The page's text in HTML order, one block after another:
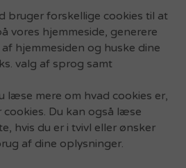
bruger forskellige cookies til at
vores hjemmeside, generere
hjemmesiden og huske dine
valg af sprog samt
læse mere om hvad cookies er,
Du kan også læse
hvis du er i tvivl eller ønsker
af dine oplysninger.